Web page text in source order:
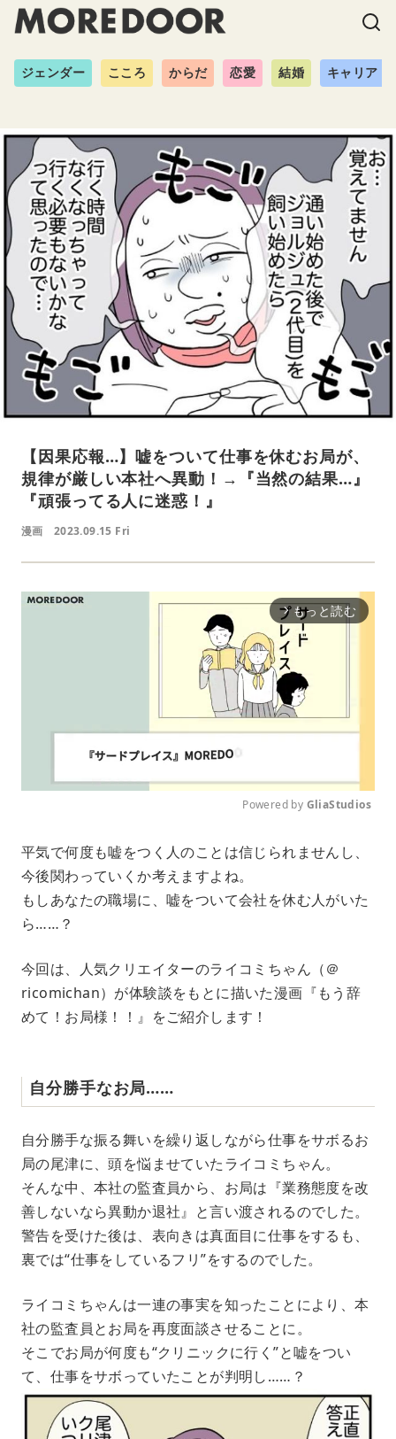
ジェンダー こころ からだ 恋愛 結婚 キャリア
【因果応報…】嘘をついて仕事を休むお局が、
規律が厳しい本社へ異動！→『当然の結果…』
『頑張ってる人に迷惑！』
漫画 2023.09.15 Fri
arrow_forward_ios もっと読む
u
e
Powered by GliaStudios
平気で何度も嘘をつく人のことは信じられませんし、
今後関わっていくか考えますよね。
もしあなたの職場に、嘘をついて会社を休む人がいた
ら……？
今回は、人気クリエイターのライコミちゃん（＠
ricomichan）が体験談をもとに描いた漫画『もう辞
めて！お局様！！』をご紹介します！
自分勝手なお局……
自分勝手な振る舞いを繰り返しながら仕事をサボるお
局の尾津に、頭を悩ませていたライコミちゃん。
そんな中、本社の監査員から、お局は『業務態度を改
善しないなら異動か退社』と言い渡されるのでした。
警告を受けた後は、表向きは真面目に仕事をするも、
裏では“仕事をしているフリ”をするのでした。
ライコミちゃんは一連の事実を知ったことにより、本
社の監査員とお局を再度面談させることに。
そこでお局が何度も“クリニックに行く”と嘘をつい
て、仕事をサボっていたことが判明し……？